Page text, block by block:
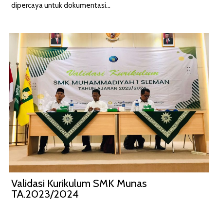
dipercaya untuk dokumentasi…
Validasi Kurikulum SMK Munas
TA.2023/2024